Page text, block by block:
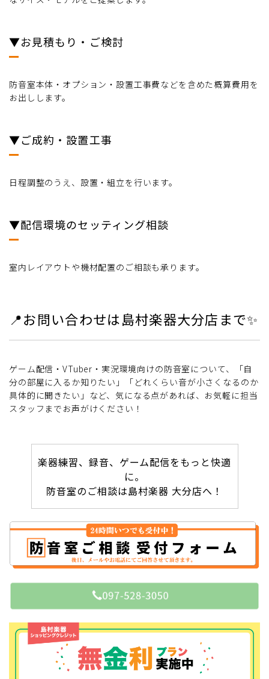
▼お見積もり・ご検討
防音室本体・オプション・設置工事費などを含めた概算費用を
お出しします。
▼ご成約・設置工事
日程調整のうえ、設置・組立を行います。
▼配信環境のセッティング相談
室内レイアウトや機材配置のご相談も承ります。
📍お問い合わせは島村楽器大分店まで✨
ゲーム配信・VTuber・実況環境向けの防音室について、「自
分の部屋に入るか知りたい」「どれくらい音が小さくなるのか
具体的に聞きたい」など、気になる点があれば、お気軽に担当
スタッフまでお声がけください！
楽器練習、録音、ゲーム配信をもっと快適
に。
防音室のご相談は島村楽器 大分店へ！